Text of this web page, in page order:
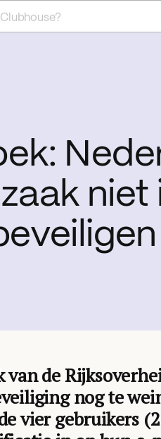
niet
van de
nog te
vier gebruikers